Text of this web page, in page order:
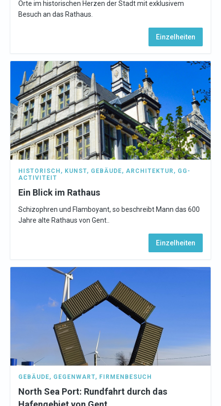
Orte im historischen Herzen der Stadt mit exklusivem
Besuch an das Rathaus.
Einzelheiten
HISTORISCH , KUNST, GEBÄUDE, ARCHITEKTUR , GG-
ACTIVITEIT
Ein Blick im Rathaus
Schizophren und Flamboyant, so beschreibt Mann das 600
Jahre alte Rathaus von Gent..
Einzelheiten
GEBÄUDE, GEGENWART, FIRMENBESUCH
North Sea Port: Rundfahrt durch das